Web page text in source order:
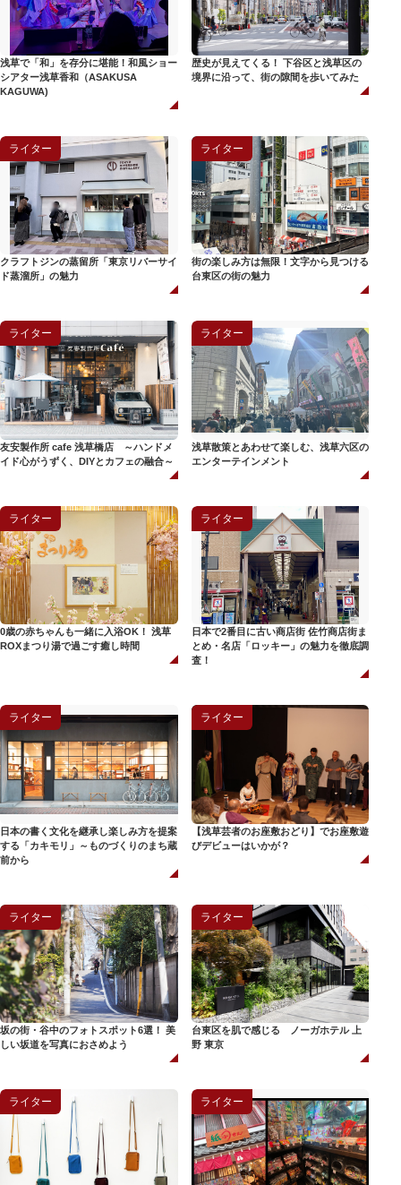
浅草で「和」を存分に堪能！和風ショー
シアター浅草香和（ASAKUSA
KAGUWA)
歴史が見えてくる！ 下谷区と浅草区の
境界に沿って、街の隙間を歩いてみた
ライター
クラフトジンの蒸留所「東京リバーサイ
ド蒸溜所」の魅力
ライター
街の楽しみ方は無限！文字から見つける
台東区の街の魅力
ライター
友安製作所 cafe 浅草橋店 ～ハンドメ
イド心がうずく、DIYとカフェの融合～
ライター
浅草散策とあわせて楽しむ、浅草六区の
エンターテインメント
ライター
0歳の赤ちゃんも一緒に入浴OK！ 浅草
ROXまつり湯で過ごす癒し時間
ライター
日本で2番目に古い商店街 佐竹商店街ま
とめ・名店「ロッキー」の魅力を徹底調
査！
ライター
日本の書く文化を継承し楽しみ方を提案
する「カキモリ」～ものづくりのまち蔵
前から
ライター
【浅草芸者のお座敷おどり】でお座敷遊
びデビューはいかが？
ライター
坂の街・谷中のフォトスポット6選！ 美
しい坂道を写真におさめよう
ライター
台東区を肌で感じる ノーガホテル 上
野 東京
ライター ライター